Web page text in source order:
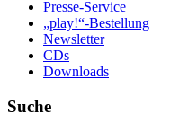
Presse-Service
„play!“-Bestellung
Newsletter
CDs
Downloads
Suche